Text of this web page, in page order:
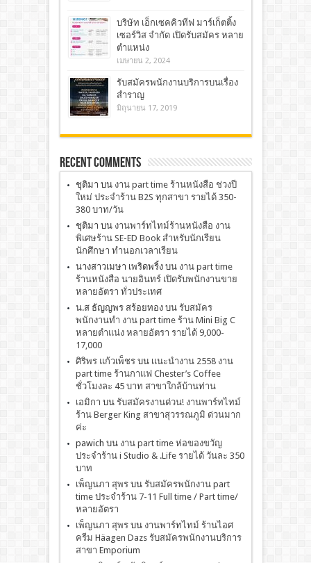
บริษัท เอ็กเซคคิวทีฟ มาร์เก็ตติ้ง
เซอร์วิส จำกัด เปิดรับสมัคร หลาย
ตำแหน่ง
เมษายน 2, 2024
รับสมัครพนักงานบริการบนเรื่อง
สำราญ
มิถุนายน 17, 2019
Recent Comments
ชุติมา บน งาน part time ร้านหนังสือ ช่วงปี
ใหม่ ประจำร้าน B2S ทุกสาขา รายได้ 350-
380 บาท/วัน
ชุติมา บน งานพาร์ทไทม์ร้านหนังสือ งาน
พิเศษร้าน SE-ED Book สำหรับนักเรียน
นักศึกษา ทำนอกเวลาเรียน
นางสาวเมษา เพริดพริ้งบน งาน part time
ร้านหนังสือ นายอินทร์ เปิดรับพนักงานขาย
หลายอัตรา ทั่วประเทศ
น.ส ธัญญพร สร้อยทองบน รับสมัคร
พนักงานทำ งาน part time ร้าน Mini Big C
หลายตำแน่ง หลายอัตรา รายได้ 9,000-
17,000
ศิริพร แก้วเพ็ชรบน เเนะนำงาน 2558 งาน
part time ร้านกาแฟ Chester’s Coffee
ชั่วโมงละ 45 บาท สาขาใกล้บ้านท่าน
เอมิกา บน รับสมัครงานด่วน! งานพาร์ทไทม์
ร้าน Berger King สาขาสุวรรณภูมิ ด่วนมาก
ค่ะ
pawich บน งาน part time ห่อของขวัญ
ประจำร้าน i Studio & .Life รายได้ วันละ 350
บาท
เพ็ญนภา สุพรบน รับสมัครพนักงาน part
time ประจำร้าน 7-11 Full time / Part time/
หลายอัตรา
เพ็ญนภา สุพรบน งานพาร์ทไทม์ ร้านไอศ
ครีม Häagen Dazs รับสมัครพนักงานบริการ
สาขา Emporium